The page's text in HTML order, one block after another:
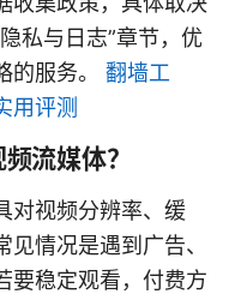
私与日志”章节，优
的服务。 翻墙工
用评测
流媒体？
对视频分辨率、缓
情况是遇到广告、
要稳定观看，付费方